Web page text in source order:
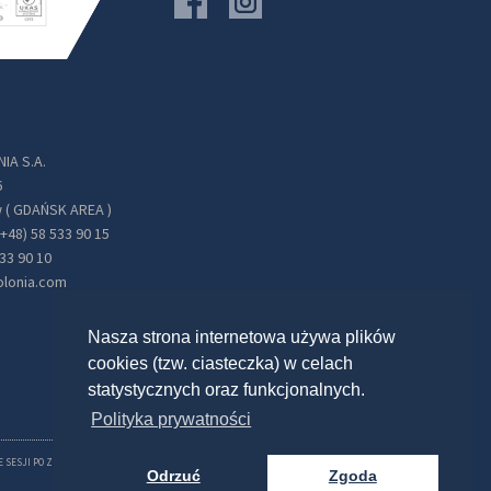
Nasza strona internetowa używa plików
cookies (tzw. ciasteczka) w celach
statystycznych oraz funkcjonalnych.
Polityka prywatności
Odrzuć Zgoda
S.A.
GDAŃSK AREA )
58 533 90 15
90 10
PO ZALOGOWANIU. MOŻNA WYŁĄCZYĆ TEN MECHANIZM W USTAWIENIACH